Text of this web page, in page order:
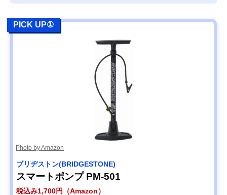
PICK UP①
Photo by Amazon
ブリヂストン(BRIDGESTONE)
スマートポンプ PM-501
税込み1,700円（Amazon）